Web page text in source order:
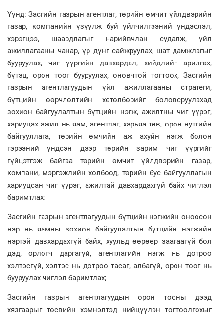
Үүнд: Засгийн газрын агентлаг, төрийн өмчит үйлдвэрийн
газар, компанийн үзүүлж буй үйлчилгээний үндэслэл,
хэрэгцээ, шаардлагыг нарийвчлан судалж, үйл
ажиллагааны чанар, үр дүнг сайжруулах, шат дамжлагыг
бууруулах, чиг үүргийн давхардал, хийдлийг арилгах,
бүтэц, орон тоог бууруулах, оновчтой тогтоох, Засгийн
газрын агентлагуудын үйл ажиллагааны стратеги,
бүтцийн өөрчлөлтийн хөтөлбөрийг боловсруулахад
зохион байгуулалтын бүтцийн нэгж, ажилтны чиг үүрэг,
хариуцах ажил нь яам, агентлаг, харьяа төв, орон нутгийн
байгууллага, төрийн өмчийн аж ахуйн нэгж болон
гэрээний үндсэн дээр төрийн зарим чиг үүргийг
гүйцэтгэж байгаа төрийн өмчит үйлдвэрийн газар,
компани, мэргэжлийн холбоод, төрийн бус байгууллагын
хариуцсан чиг үүрэг, ажилтай давхардахгүй байх чиглэл
баримтлах;
Засгийн газрын агентлагуудын бүтцийн нэгжийн оноосон
нэр нь яамны зохион байгуулалтын бүтцийн нэгжийн
нэртэй давхардахгүй байх, хуульд өөрөөр заагаагүй бол
дэд, орлогч даргагүй, агентлагийн нэгж нь дотроо
хэлтэсгүй, хэлтэс нь дотроо тасаг, албагүй, орон тоог нь
бууруулах чиглэл баримтлах;
Засгийн газрын агентлагуудын орон тооны дээд
хязгаарыг төсвийн хэмнэлтэд нийцүүлэн тогтоолгохыг